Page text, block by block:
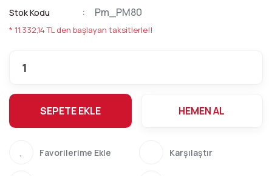
Stok Kodu Pm_PM80
* 11.332,14 TL den başlayan taksitlerle!!
SEPETE EKLE HEMEN AL
Karşılaştır